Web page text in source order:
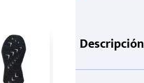
Descripción